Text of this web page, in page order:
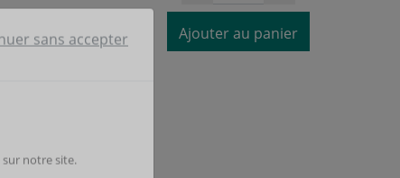
Ajouter au panier